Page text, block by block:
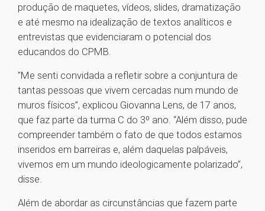
produção de maquetes, vídeos, slides, dramatização
e até mesmo na idealização de textos analíticos e
entrevistas que evidenciaram o potencial dos
educandos do CPMB.
"Me senti convidada a refletir sobre a conjuntura de
tantas pessoas que vivem cercadas num mundo de
muros físicos”, explicou Giovanna Lens, de 17 anos,
que faz parte da turma C do 3º ano. “Além disso, pude
compreender também o fato de que todos estamos
inseridos em barreiras e, além daquelas palpáveis,
vivemos em um mundo ideologicamente polarizado”,
disse.
Além de abordar as circunstâncias que fazem parte